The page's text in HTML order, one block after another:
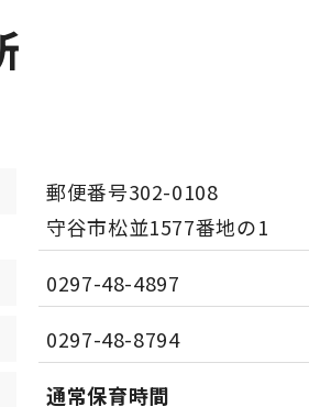
郵便番号302-0108
守谷市松並1577番地の1
0297-48-4897
0297-48-8794
通常保育時間